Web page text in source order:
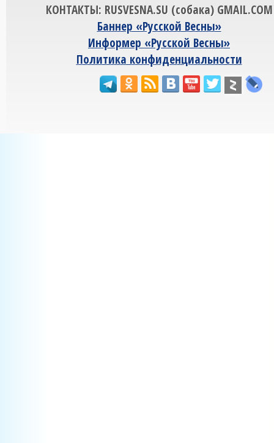
КОНТАКТЫ: RUSVESNA.SU (собака) GMAIL.COM
Баннер «Русской Весны»
Информер «Русской Весны»
Политика конфиденциальности